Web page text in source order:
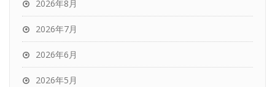
2026年8月
2026年7月
2026年6月
2026年5月